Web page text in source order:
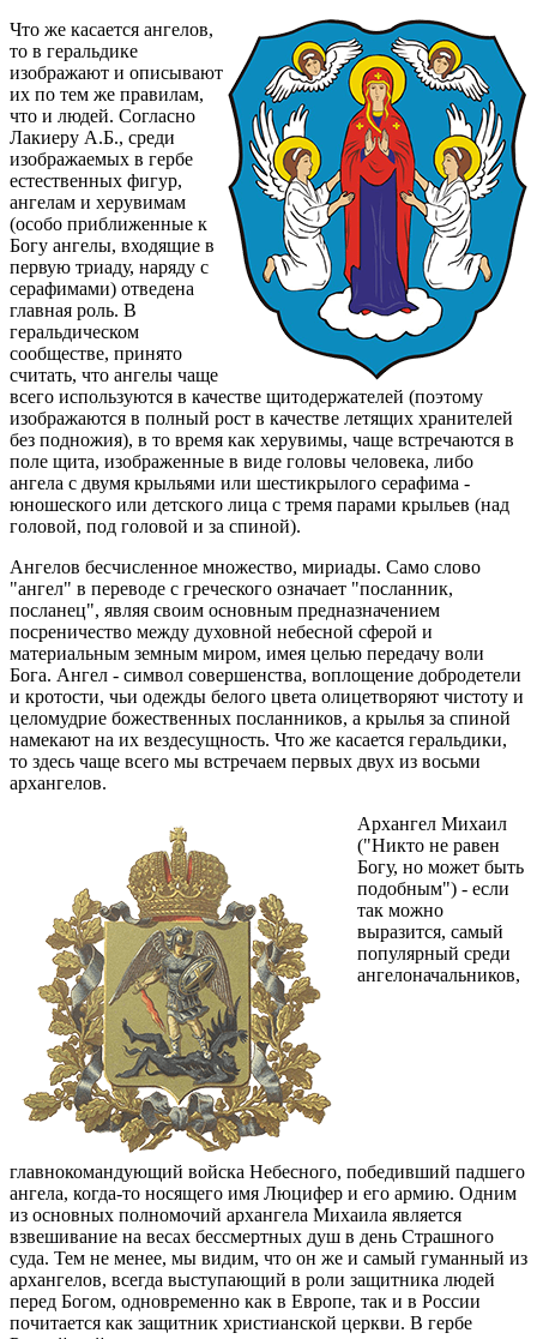
Что же касается ангелов,
то в геральдике
изображают и описывают
их по тем же правилам,
что и людей. Согласно
Лакиеру А.Б., среди
изображаемых в гербе
естественных фигур,
ангелам и херувимам
(особо приближенные к
Богу ангелы, входящие в
первую триаду, наряду с
серафимами) отведена
главная роль. В
геральдическом
сообществе, принято
считать, что ангелы чаще
всего используются в качестве щитодержателей (поэтому
изображаются в полный рост в качестве летящих хранителей
без подножия), в то время как херувимы, чаще встречаются в
поле щита, изображенные в виде головы человека, либо
ангела с двумя крыльями или шестикрылого серафима -
юношеского или детского лица с тремя парами крыльев (над
головой, под головой и за спиной).
Ангелов бесчисленное множество, мириады. Само слово
"ангел" в переводе с греческого означает "посланник,
посланец", являя своим основным предназначением
посреничество между духовной небесной сферой и
материальным земным миром, имея целью передачу воли
Бога. Ангел - символ совершенства, воплощение добродетели
и кротости, чьи одежды белого цвета олицетворяют чистоту и
целомудрие божественных посланников, а крылья за спиной
намекают на их вездесущность. Что же касается геральдики,
то здесь чаще всего мы встречаем первых двух из восьми
архангелов.
Архангел Михаил
("Никто не равен
Богу, но может быть
подобным") - если
так можно
выразится, самый
популярный среди
ангелоначальников,
главнокомандующий войска Небесного, победивший падшего
ангела, когда-то носящего имя Люцифер и его армию. Одним
из основных полномочий архангела Михаила является
взвешивание на весах бессмертных душ в день Страшного
суда. Тем не менее, мы видим, что он же и самый гуманный из
архангелов, всегда выступающий в роли защитника людей
перед Богом, одновременно как в Европе, так и в России
почитается как защитник христианской церкви. В гербе